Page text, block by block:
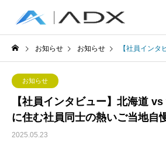
お知らせ お知らせ 【社員インタビュー】北海道
お知らせ
【社員インタビュー】北海道
に住む社員同士の熱いご当地自
2025.05.23